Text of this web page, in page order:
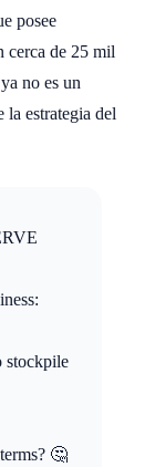
posee
de 25 mil
no es un
la estrategia del
stockpile
🤔